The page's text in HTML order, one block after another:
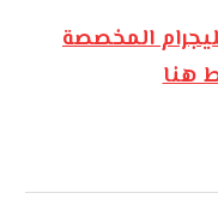
المخصصة
هنا